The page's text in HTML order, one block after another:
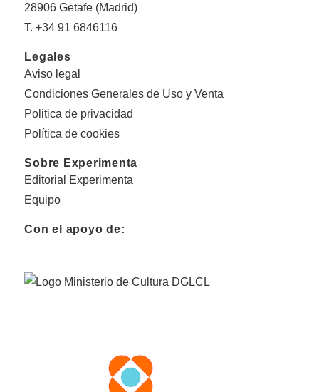
28906 Getafe (Madrid)
T. +34 91 6846116
Legales
Aviso legal
Condiciones Generales de Uso y Venta
Politica de privacidad
Política de cookies
Sobre Experimenta
Editorial Experimenta
Equipo
Con el apoyo de: